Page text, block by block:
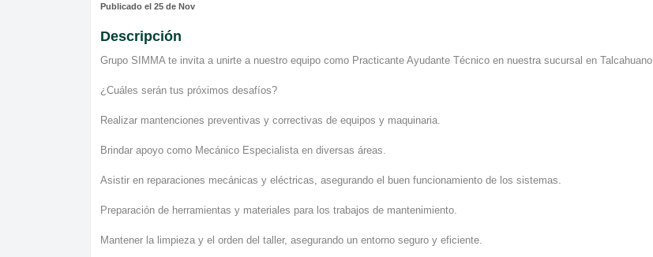
Publicado el 25 de Nov
Descripción
Grupo SIMMA te invita a unirte a nuestro equipo como Practicante Ayudante Técnico en nuestra sucursal en Talcahuano.
¿Cuáles serán tus próximos desafíos?
Realizar mantenciones preventivas y correctivas de equipos y maquinaria.
Brindar apoyo como Mecánico Especialista en diversas áreas.
Asistir en reparaciones mecánicas y eléctricas, asegurando el buen funcionamiento de los sistemas.
Preparación de herramientas y materiales para los trabajos de mantenimiento.
Mantener la limpieza y el orden del taller, asegurando un entorno seguro y eficiente.